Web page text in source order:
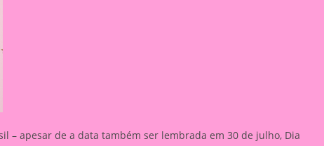
– apesar de a data também ser lembrada em 30 de julho, Dia